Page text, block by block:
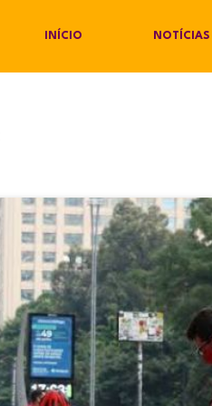
INÍCIO NOTÍCIAS